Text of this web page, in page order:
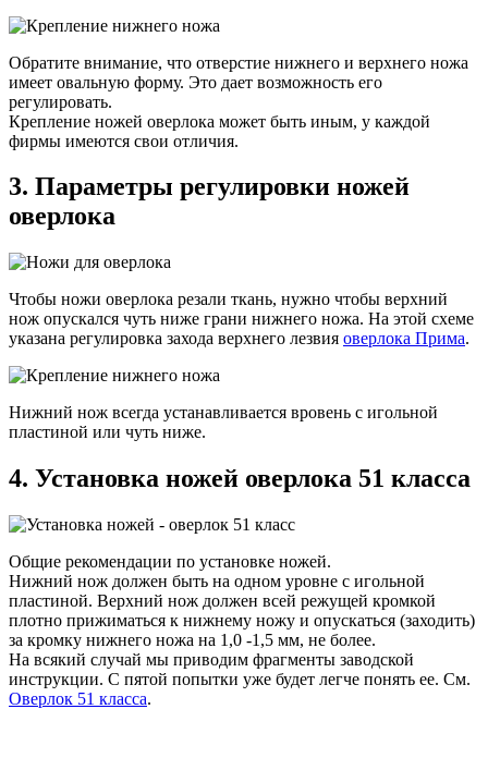
Обратите внимание, что отверстие нижнего и верхнего ножа
имеет овальную форму. Это дает возможность его
регулировать.
Крепление ножей оверлока может быть иным, у каждой
фирмы имеются свои отличия.
3. Параметры регулировки ножей
оверлока
Чтобы ножи оверлока резали ткань, нужно чтобы верхний
нож опускался чуть ниже грани нижнего ножа. На этой схеме
указана регулировка захода верхнего лезвия оверлока Прима.
Нижний нож всегда устанавливается вровень с игольной
пластиной или чуть ниже.
4. Установка ножей оверлока 51 класса
Общие рекомендации по установке ножей.
Нижний нож должен быть на одном уровне с игольной
пластиной. Верхний нож должен всей режущей кромкой
плотно прижиматься к нижнему ножу и опускаться (заходить)
за кромку нижнего ножа на 1,0 -1,5 мм, не более.
На всякий случай мы приводим фрагменты заводской
инструкции. С пятой попытки уже будет легче понять ее. См.
Оверлок 51 класса.